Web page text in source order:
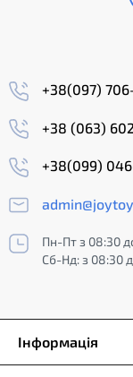
+38(097)
+38 (063)
+38(099)
Пн-Пт з 08:30
Сб-Нд: з 08:30
Інформація